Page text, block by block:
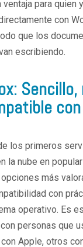
ventaja para quien
con
que los
escribiendo.
los primeros
la nube en
más
con
operativo. Es
personas que
Apple, otros